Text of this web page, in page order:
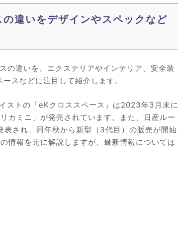
違いをデザインやスペックなど
違いを、エクステリアやインテリア、安全装
スなどに注目して紹介します。
ストの「eKクロススペース」は2023年3月末に
カミニ」が発売されています。また、日産ルー
され、同年秋から新型（3代目）の販売が開始
情報を元に解説しますが、最新情報については